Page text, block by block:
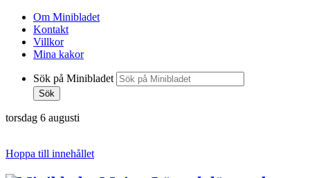
Om Minibladet
Kontakt
Villkor
Mina kakor
Sök på Minibladet
Sök
torsdag 6 augusti
Hoppa till innehållet